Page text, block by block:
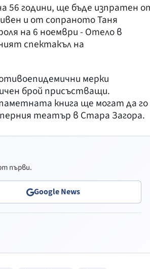
56 години, ще бъде изпратен
и от сопраното Таня
на 6 ноември - Отело в
спектакъл на
мерки
брой присъстващи.
книга ще могат да го
театър в Стара Загора.
първи.
Google News